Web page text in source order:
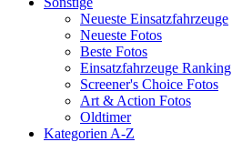
Neueste Einsatzfahrzeuge
Neueste Fotos
Beste Fotos
Einsatzfahrzeuge Ranking
Screener's Choice Fotos
Art & Action Fotos
Oldtimer
Kategorien A-Z